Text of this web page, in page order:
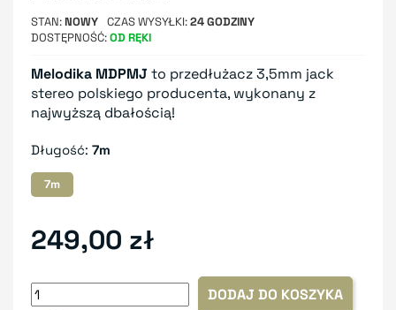
STAN NOWY CZAS WYSYŁKI 24 GODZINY
DOSTĘPNOŚĆ OD RĘKI
Melodika MDPMJto przedłużacz 3,5mm jack
stereo polskiego producenta, wykonany z
najwyższą dbałością!
Długość: 7m
7m
249,00 zł
DODAJ DO KOSZYKA